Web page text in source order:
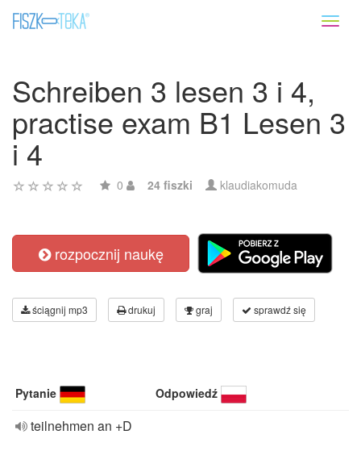
Schreiben 3 lesen 3 i 4,
practise exam B1 Lesen 3
i 4
0 24 fiszki klaudiakomuda
rozpocznij naukę
ściągnij mp3 drukuj graj sprawdź się
Pytanie Odpowiedź
teilnehmen an +D